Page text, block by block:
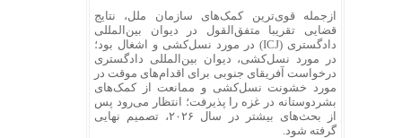
ازجمله قوی‌ترین کمک‌های سازمان ملل، نتایج
قضایی تقریبا متفق‌القول در دیوان بین‌المللی
دادگستری (ICJ) در مورد نسل‌کشی و اشغال بود؛
در مورد نسل‌کشی، دیوان بین‌المللی دادگستری
درخواست آفریقای جنوبی برای اقدام‌های موقت در
مورد خشونت نسل‌کشی و ممانعت از کمک‌های
بشردوستانه در غزه را پذیرفت؛ انتظار می‌رود پس
از بحث‌های بیشتر در سال ۲۰۲۶، تصمیم نهایی
گرفته شود.